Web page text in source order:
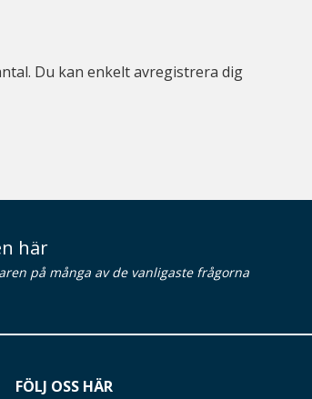
Du kan enkelt avregistrera dig
här
på många av de vanligaste frågorna
FÖLJ OSS HÄR